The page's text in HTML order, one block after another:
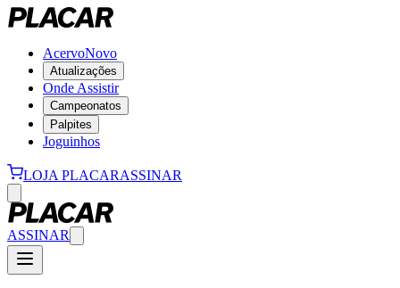
AcervoNovo
Atualizações
Onde Assistir
Campeonatos
Palpites
Joguinhos
LOJA PLACARASSINAR
ASSINAR